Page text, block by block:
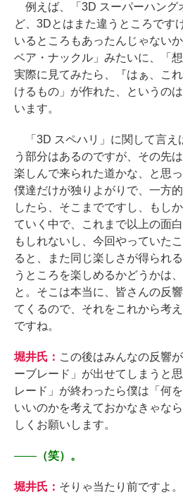
例えば、「3D スーパーハング
ど、3Dとはまた違うところです
いるところもあったんじゃない
ベア・ナックル」みたいに、「
実際に見てみたら、『はぁ、こ
けるもの」が作れた、というの
います。
「3D スペハリ」に関して言え
う部分はあるのですが、その先
楽しんで来られた道かな、と思
僕達だけが独りよがりで、一方
したら、そこまでですし、もし
ていく中で、これまで以上の面
もしれないし、今回やっていた
ると、また同じ楽しさが得られ
うところを楽しめるかどうかは
と。そこは本当に、皆さんの反
てくるので、それをこれから考
ですね。
堀井氏： この後はみんなの反響
ーブレード」が出せてしまうと
レード」が終わったら僕は「何
いいのかを考えておかなきゃな
しくお願いします。
――（笑）。
堀井氏： そりゃ当たり前ですよ。